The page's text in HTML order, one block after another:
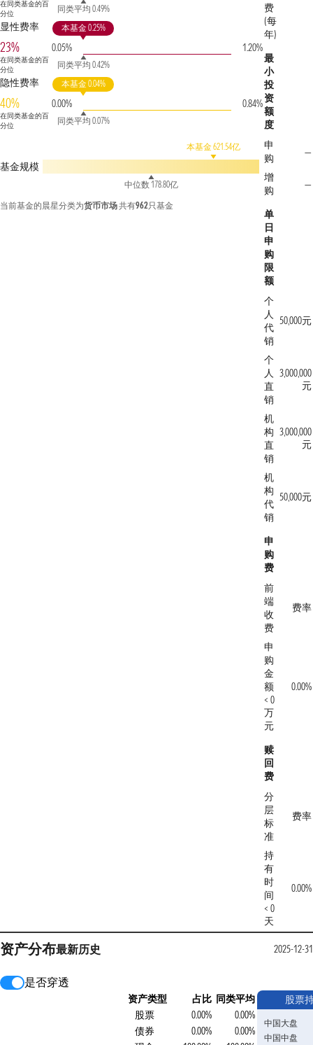
在同类基金的百
分位
同类平均 0.49%
显性费率
23%
在同类基金的百
分位
0.05%
本基金 0.25%
同类平均 0.42%
1.20%
隐性费率
40%
在同类基金的百
分位
0.00%
本基金 0.04%
同类平均 0.07%
0.84%
基金规模
本基金 621.54亿
中位数 178.80亿
当前基金的晨星分类为货币市场共有962只基金
费
(每
年)
最
小
投
资
额
度
申
购
—
增
购
—
单
日
申
购
限
额
个
人
代
销
50,000元
个
人
直
销
3,000,000
元
机
构
直
销
3,000,000
元
机
构
代
销
50,000元
申
购
费
前
端
收
费
费率
申
购
金
额
< 0
万
元
0.00%
赎
回
费
分
层
标
准
费率
持
有
时
间
< 0
天
0.00%
资产分布最新历史 2025-12-31
是否穿透
资产类型 占比 同类平均
股票
0.00%
0.00%
债券
0.00%
0.00%
股票
中国大盘
中国中盘